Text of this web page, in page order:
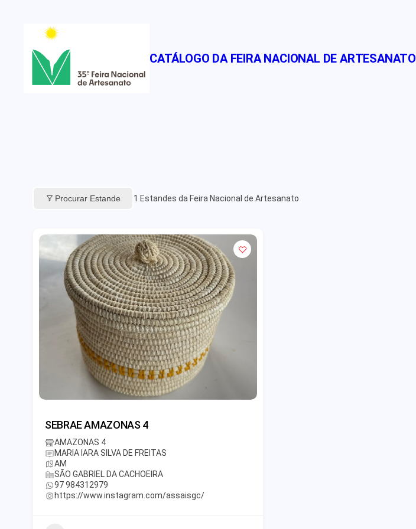
conteúdo
CATÁLOGO DA FEIRA NACIONAL DE ARTESANATO
Procurar Estande 1 Estandes da Feira Nacional de Artesanato
SEBRAE AMAZONAS 4
AMAZONAS 4
MARIA IARA SILVA DE FREITAS
AM
SÃO GABRIEL DA CACHOEIRA
97 984312979
https://www.instagram.com/assaisgc/